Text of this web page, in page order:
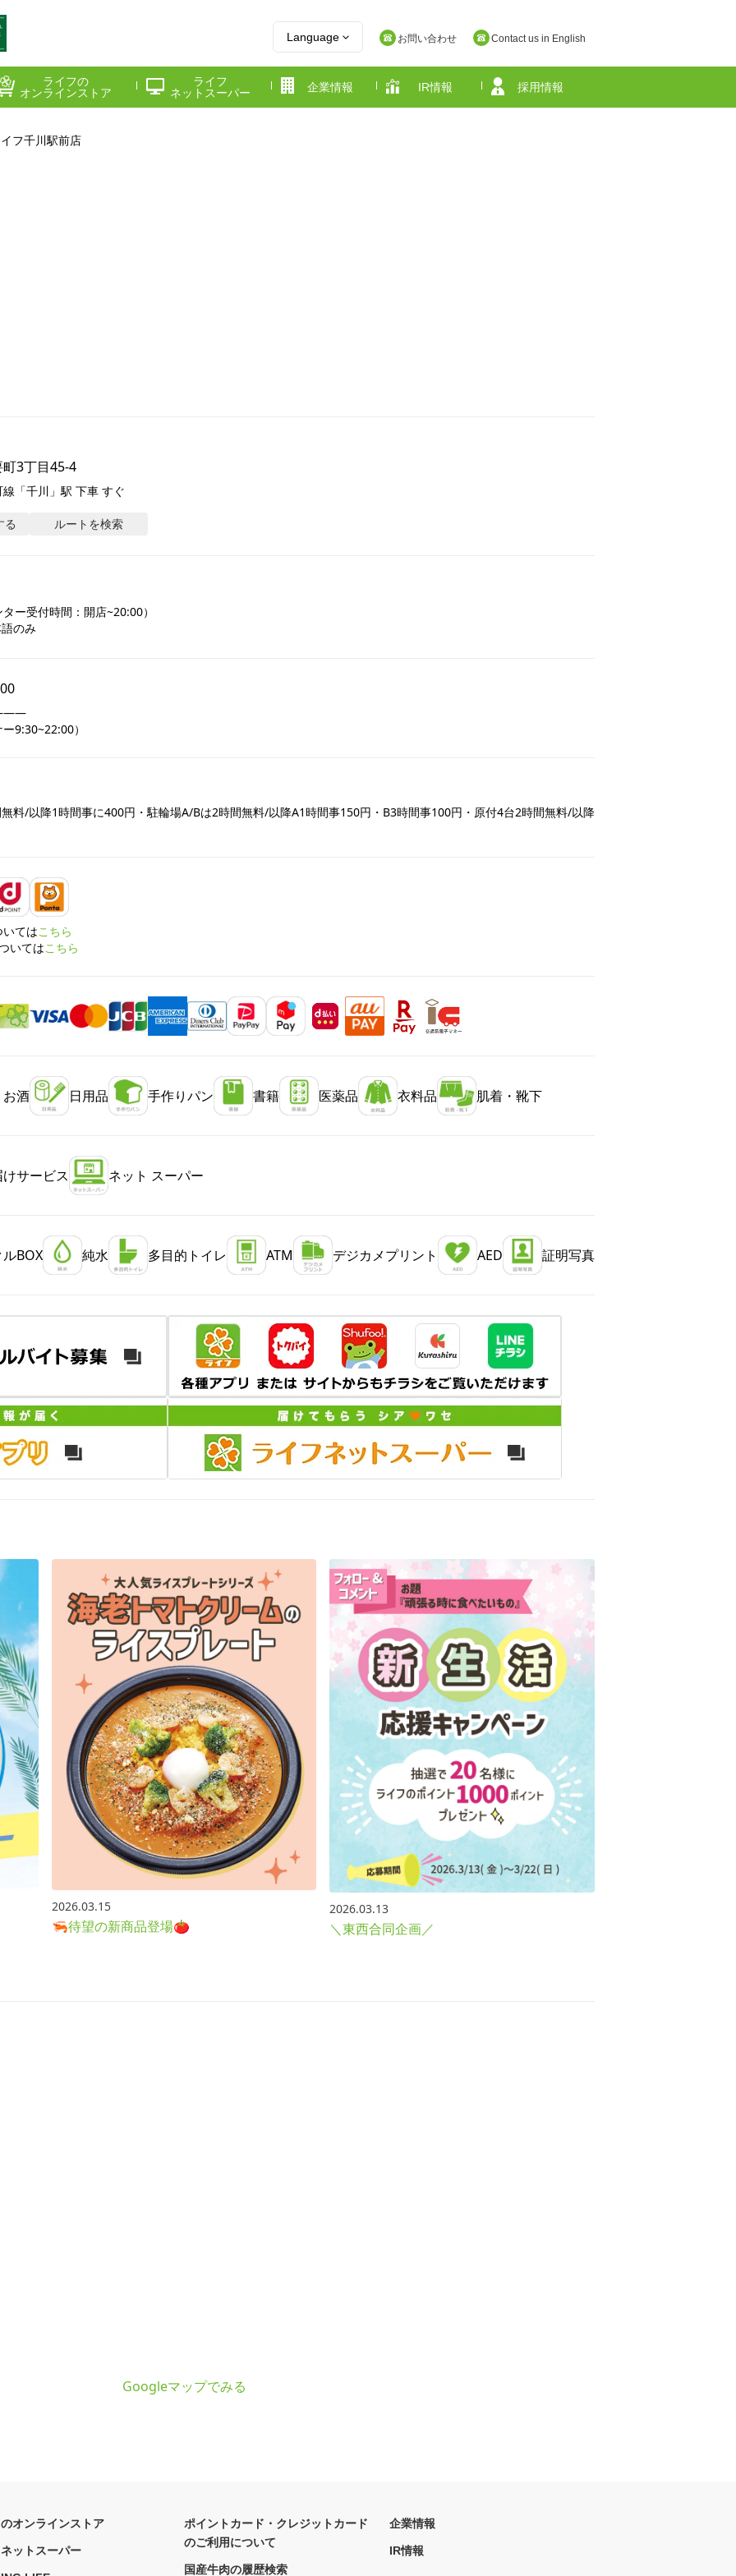
Language お問い合わせ Contact us in English
ライフの
オンラインストア
ライフ
ネットスーパー
企業情報 IR情報 採用情報
フ千川駅前店
3丁目45-4
「千川」駅 下車 すぐ
る ルートを検索
ー受付時間：開店~20:00）
のみ
9:30~22:00）
料/以降1時間事に400円・駐輪場A/Bは2時間無料/以降A1時間事150円・B3時間事100円・原付4台2時間無料/以降
いてはこちら
いてはこちら
酒 日用品 手作りパン 書籍 医薬品 衣料品 肌着・靴下
サービス ネット スーパー
BOX 純水 多目的トイレ ATM デジカメプリント AED 証明写真
2026.03.15
🦐待望の新商品登場🍅
2026.03.13
＼東西合同企画／
Googleマップでみる
オンラインストア
ットスーパー
ポイントカード・クレジットカード
のご利用について
国産牛肉の履歴検索
企業情報
IR情報